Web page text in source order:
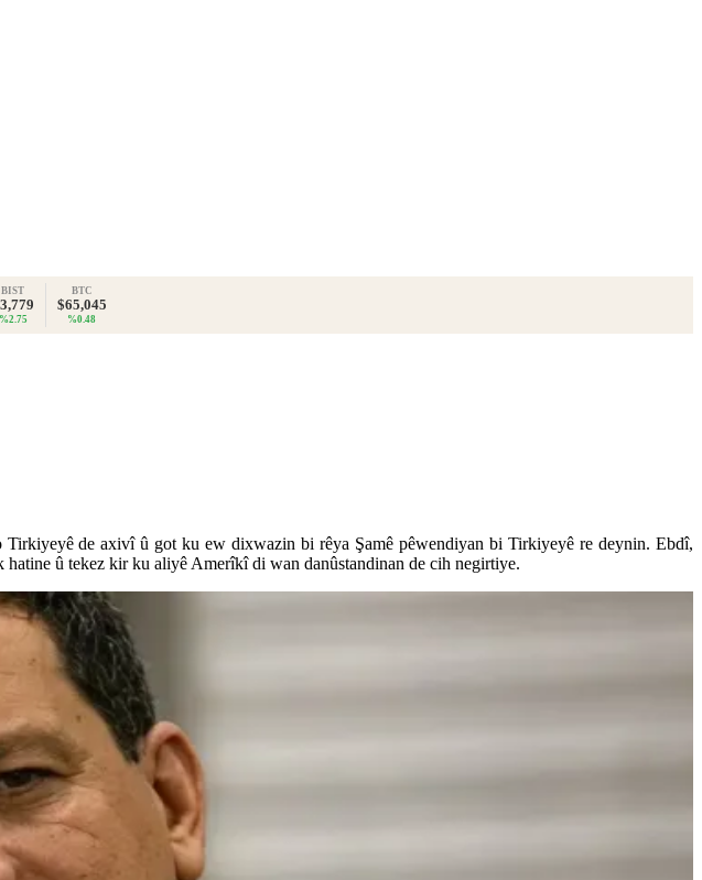
BIST
%2.75
BTC
$65,045
%0.48
de axivî û got ku ew dixwazin bi rêya Şamê pêwendiyan bi Tirkiyeyê re deynin. Ebdî,
û tekez kir ku aliyê Amerîkî di wan danûstandinan de cih negirtiye.